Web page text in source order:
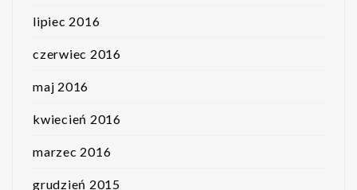
lipiec 2016
czerwiec 2016
maj 2016
kwiecień 2016
marzec 2016
grudzień 2015